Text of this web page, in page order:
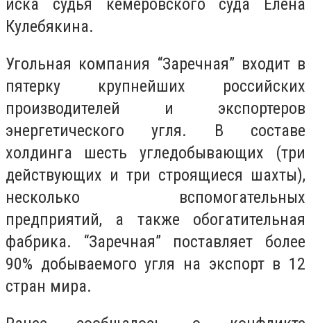
иска судья кемеровского суда Елена
Кулебякина.
Угольная компания “Заречная” входит в
пятерку крупнейших российских
производителей и экспортеров
энергетического угля. В составе
холдинга шесть угледобывающих (три
действующих и три строящиеся шахты),
несколько вспомогательных
предприятий, а также обогатительная
фабрика. “Заречная” поставляет более
90% добываемого угля на экспорт в 12
стран мира.